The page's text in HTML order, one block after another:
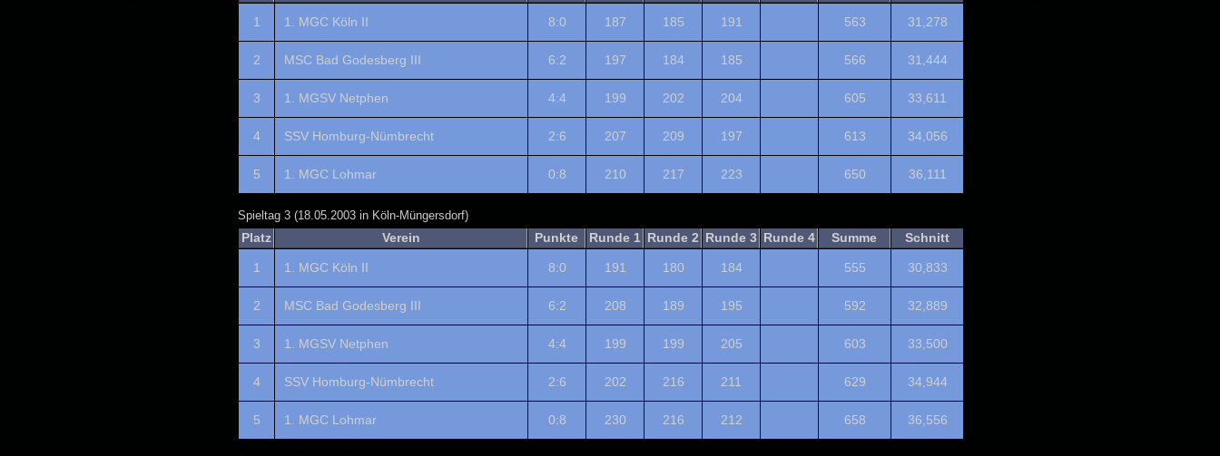
1 1. MGC Köln II 8:0 187 185 191 563 31,278
2 MSC Bad Godesberg III 6:2 197 184 185 566 31,444
3 1. MGSV Netphen 4:4 199 202 204 605 33,611
4 SSV Homburg-Nümbrecht 2:6 207 209 197 613 34,056
5 1. MGC Lohmar 0:8 210 217 223 650 36,111
Spieltag 3 (18.05.2003 in Köln-Müngersdorf)
Platz Verein Punkte Runde 1 Runde 2 Runde 3 Runde 4 Summe Schnitt
1 1. MGC Köln II 8:0 191 180 184 555 30,833
2 MSC Bad Godesberg III 6:2 208 189 195 592 32,889
3 1. MGSV Netphen 4:4 199 199 205 603 33,500
4 SSV Homburg-Nümbrecht 2:6 202 216 211 629 34,944
5 1. MGC Lohmar 0:8 230 216 212 658 36,556